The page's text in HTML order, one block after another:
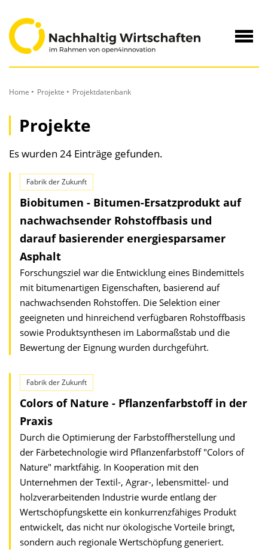
Inhalt
Home Projekte Projektdatenbank
Projekte
Es wurden 24 Einträge gefunden.
Fabrik der Zukunft
Biobitumen - Bitumen-Ersatzprodukt auf
nachwachsender Rohstoffbasis und
darauf basierender energiesparsamer
Asphalt
Forschungsziel war die Entwicklung eines Bindemittels
mit bitumenartigen Eigenschaften, basierend auf
nachwachsenden Rohstoffen. Die Selektion einer
geeigneten und hinreichend verfügbaren Rohstoffbasis
sowie Produktsynthesen im Labormaßstab und die
Bewertung der Eignung wurden durchgeführt.
Fabrik der Zukunft
Colors of Nature - Pflanzenfarbstoff in der
Praxis
Durch die Optimierung der Farbstoffherstellung und
der Färbetechnologie wird Pflanzenfarbstoff "Colors of
Nature" marktfähig. In Kooperation mit den
Unternehmen der Textil-, Agrar-, lebensmittel- und
holzverarbeitenden Industrie wurde entlang der
Wertschöpfungskette ein konkurrenzfähiges Produkt
entwickelt, das nicht nur ökologische Vorteile bringt,
sondern auch regionale Wertschöpfung generiert.